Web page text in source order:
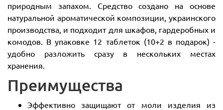
природным запахом. Средство создано на основе
натуральной ароматической композиции, украинского
производства, и подходит для шкафов, гардеробных и
комодов. В упаковке 12 таблеток (10+2 в подарок) -
удобно разложить сразу в нескольких местах
хранения.
Преимущества
Эффективно защищают от моли изделия из